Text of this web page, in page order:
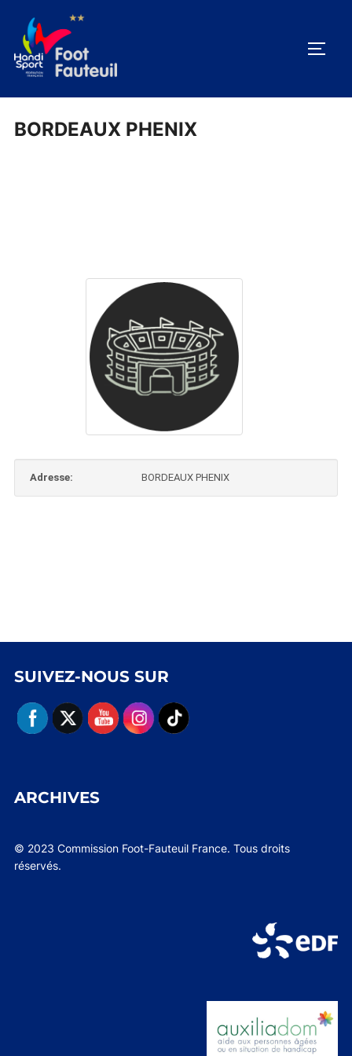
contenu
BORDEAUX PHENIX
Adresse: BORDEAUX PHENIX
SUIVEZ-NOUS SUR
ARCHIVES
© 2023 Commission Foot-Fauteuil France. Tous droits
réservés.